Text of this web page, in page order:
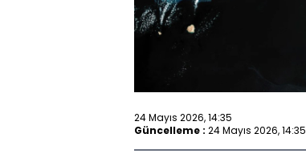
24 Mayıs 2026, 14:35
Güncelleme : 24 Mayıs 2026, 14:35